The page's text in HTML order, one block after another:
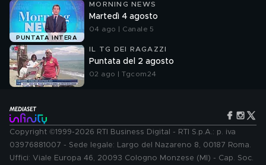
PUNTATA INTERA
MORNING NEWS
Martedì 4 agosto
04 ago | Canale 5
IL TG DEI RAGAZZI
Puntata del 2 agosto
02 ago | Tgcom24
Copyright ©1999-2026 RTI Business Digital - RTI S.p.A.: p. iva
03976881007 - Sede legale: Largo del Nazareno 8, 00187 Roma.
Uffici: Viale Europa 46, 20093 Cologno Monzese (MI) - Cap. Soc.